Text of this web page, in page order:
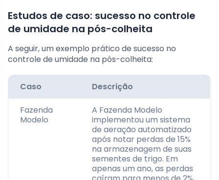
Estudos de caso: sucesso no controle
de umidade na pós-colheita
A seguir, um exemplo prático de sucesso no
controle de umidade na pós-colheita:
Caso Descrição
Fazenda
Modelo
A Fazenda Modelo
implementou um sistema
de aeração automatizado
após notar perdas de 15%
na armazenagem de suas
sementes de trigo. Em
apenas um ano, as perdas